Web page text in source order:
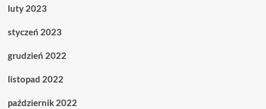
luty 2023
styczeń 2023
grudzień 2022
listopad 2022
październik 2022